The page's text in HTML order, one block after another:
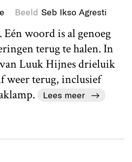
Beeld Seb Ikso Agresti
woord is al genoeg
terug te halen. In
Luuk Hijnes drieluik
weer terug, inclusief
Lees meer